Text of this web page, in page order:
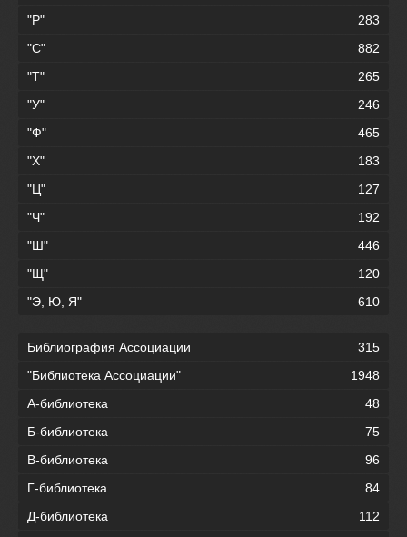
"Р"
283
"С"
882
"Т"
265
"У"
246
"Ф"
465
"Х"
183
"Ц"
127
"Ч"
192
"Ш"
446
"Щ"
120
"Э, Ю, Я"
610
Библиография Ассоциации
315
"Библиотека Ассоциации"
1948
А-библиотека
48
Б-библиотека
75
В-библиотека
96
Г-библиотека
84
Д-библиотека
112